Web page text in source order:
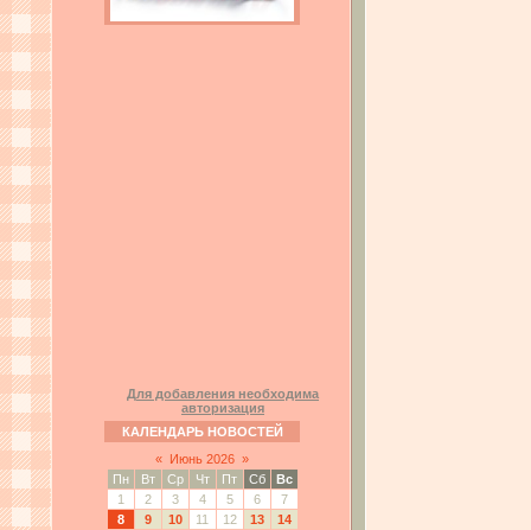
Для добавления необходима
авторизация
КАЛЕНДАРЬ НОВОСТЕЙ
«
Июнь 2026 »
Пн
Вт Ср Чт Пт Сб
Вс
1
2 3 4 5 6
7
8
9 10 11 12 13
14